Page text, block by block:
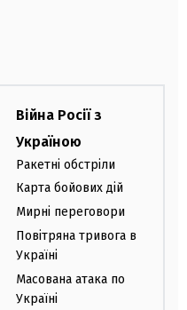
Війна Росії з
Україною
Ракетні обстріли
Карта бойових дій
Мирні переговори
Повітряна тривога в
Україні
Масована атака по
Україні